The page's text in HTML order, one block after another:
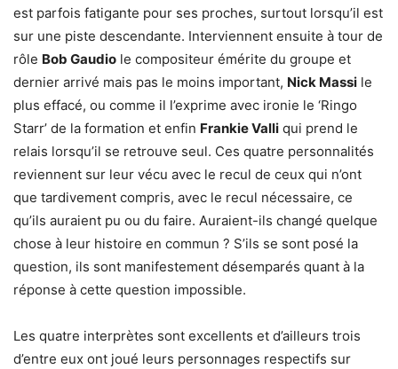
est parfois fatigante pour ses proches, surtout lorsqu’il est
sur une piste descendante. Interviennent ensuite à tour de
rôle Bob Gaudio le compositeur émérite du groupe et
dernier arrivé mais pas le moins important, Nick Massi le
plus effacé, ou comme il l’exprime avec ironie le ‘Ringo
Starr’ de la formation et enfin Frankie Valli qui prend le
relais lorsqu’il se retrouve seul. Ces quatre personnalités
reviennent sur leur vécu avec le recul de ceux qui n’ont
que tardivement compris, avec le recul nécessaire, ce
qu’ils auraient pu ou du faire. Auraient-ils changé quelque
chose à leur histoire en commun ? S’ils se sont posé la
question, ils sont manifestement désemparés quant à la
réponse à cette question impossible.
Les quatre interprètes sont excellents et d’ailleurs trois
d’entre eux ont joué leurs personnages respectifs sur